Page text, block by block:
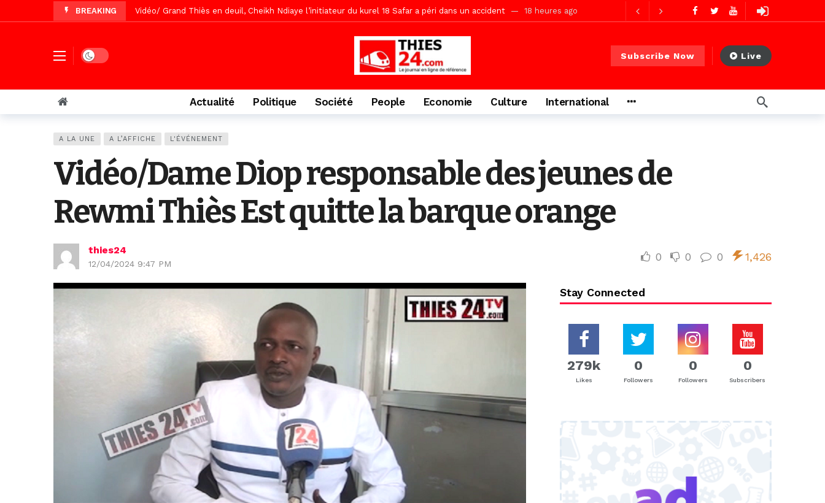
BREAKING Vidéo/Gamou Bakhdad chez Boroom Ndaam, sécurité, eau, au coeur des priorités 18 heures ago
Vidéo/Chérif Nehma Aïdara Diamaguène Nimzath Thiès, mesures annoncées pour une réussite
Tivaouane/L’hôpital Seydi El Hadji Malick Sy reçoit ses premiers malades lundi 10 Août
Recomposition politique : l’alternative sénégalaise ne peut se réduire au seul libéralisme (Lamine Diouck PS) 2 jours ago
Vidéo/ Gamou de Keur Mame El Hadji, l’appel du Khalif Général 2 jours ago
Vidéo/ Magal 2026, le train a transporté 9.651 passagers, l’équivalent de 600 minibus
Dark mode Subscribe Now Live
Actualité Politique Société People Economie Culture International
A LA UNE A L’AFFICHE L'ÉVÉNEMENT
Vidéo/Dame Diop responsable des jeunes de
Rewmi Thiès Est quitte la barque orange
thies24
12/04/2024 9:47 PM
0 0 0 1,426
Stay Connected
279k
Likes
0
Followers
0
Followers
0
Subscribers